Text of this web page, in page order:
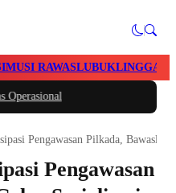
MUSI RAWASLUBUKLINGGAU
Pengawasan Pilkada, Bawaslu
Pengawasan